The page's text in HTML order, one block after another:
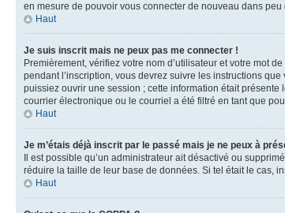
en mesure de pouvoir vous connecter de nouveau dans peu
Haut
Je suis inscrit mais ne peux pas me connecter !
Premièrement, vérifiez votre nom d’utilisateur et votre mot
pendant l’inscription, vous devrez suivre les instructions
puissiez ouvrir une session ; cette information était
courrier électronique ou le courriel a été filtré en tant que
Haut
Je m’étais déjà inscrit par le passé mais je ne peux à
Il est possible qu’un administrateur ait désactivé ou
réduire la taille de leur base de données. Si tel était le cas,
Haut